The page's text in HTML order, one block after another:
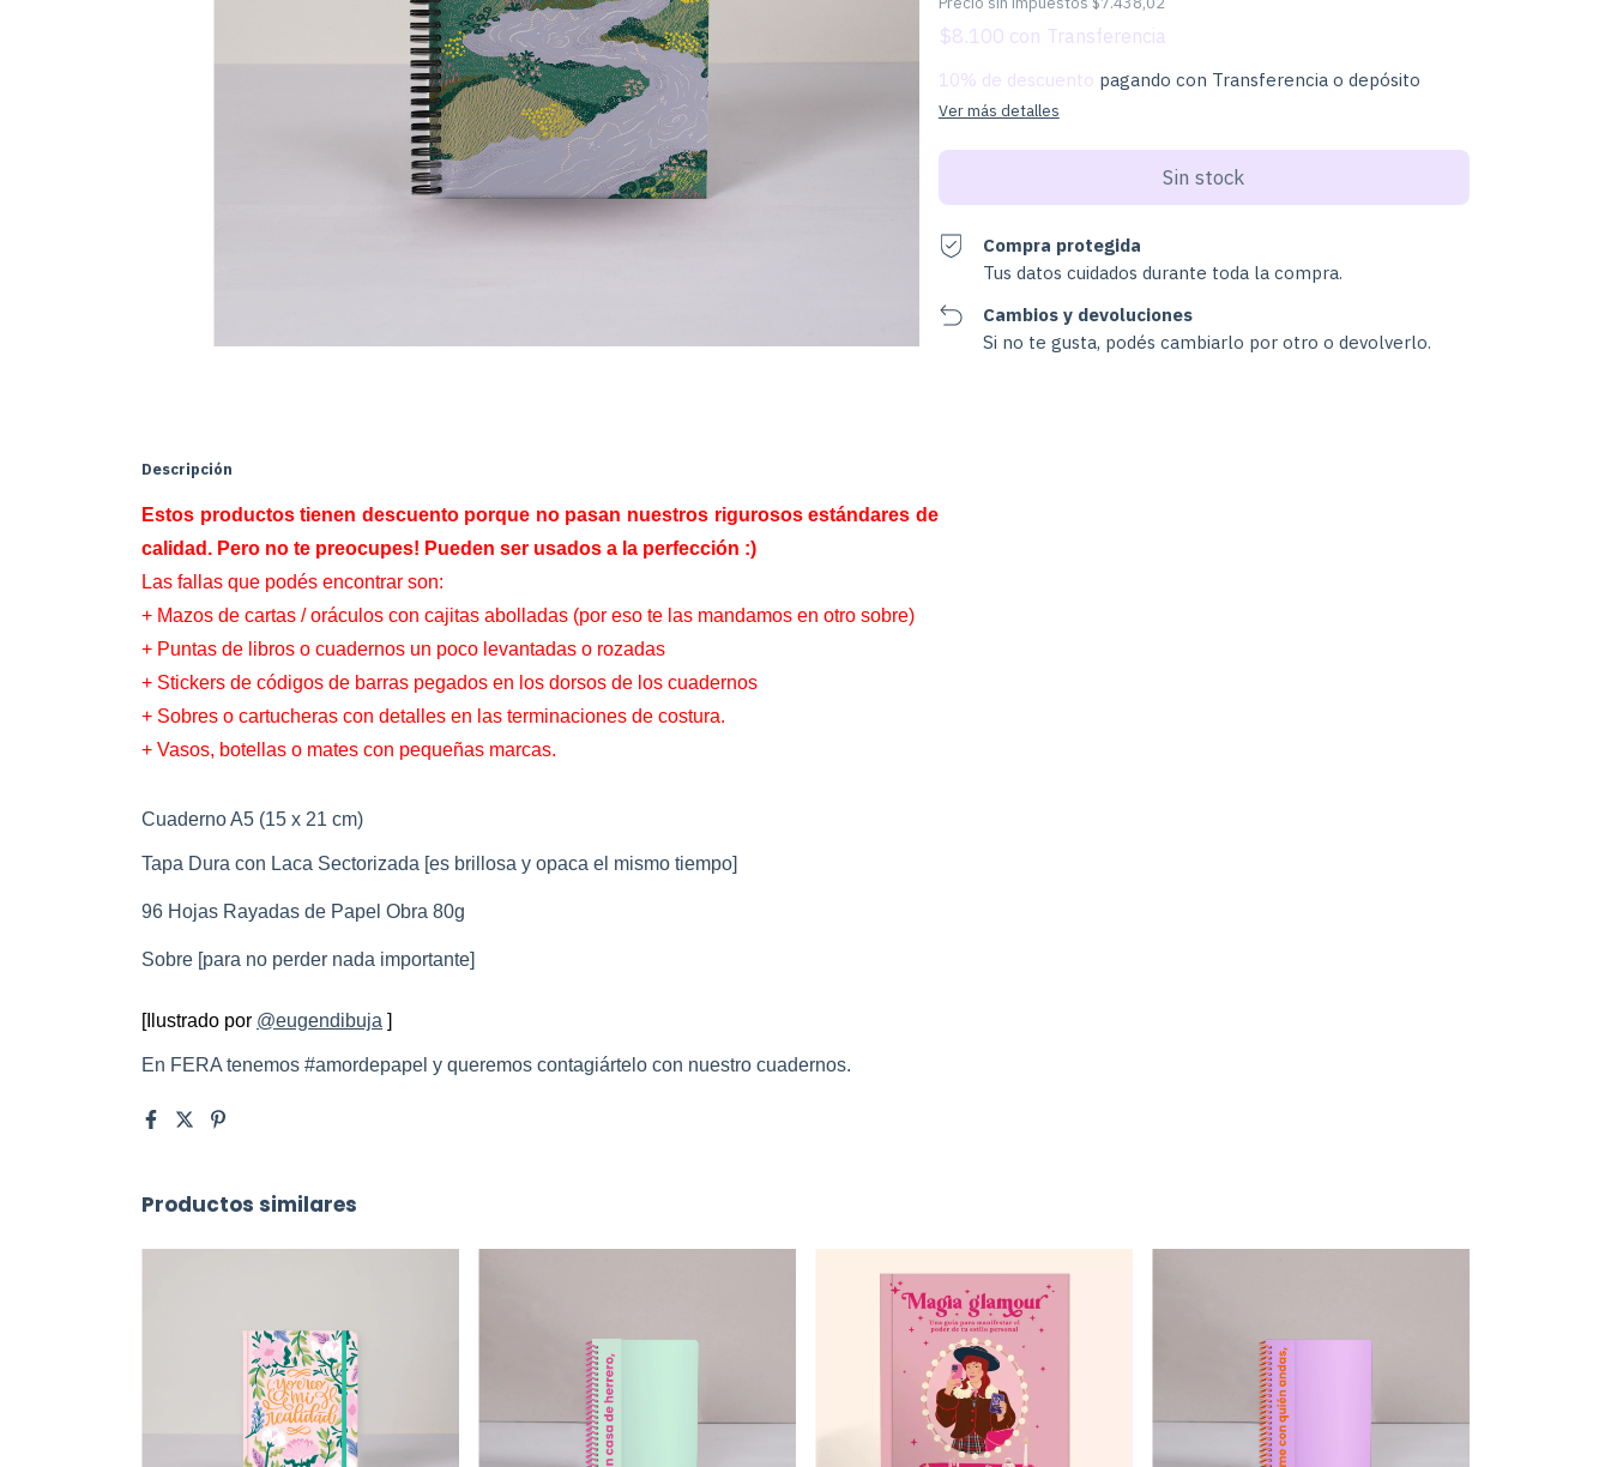
$8.100 con
10% de descuento pagando con Transferencia o depósito
Ver más detalles
Compra protegida
Tus datos cuidados durante toda la compra.
Cambios y devoluciones
Si no te gusta, podés cambiarlo por otro o devolverlo.
Descripción
Estos productos tienen descuento porque no pasan nuestros rigurosos estándares de
calidad. Pero no te preocupes! Pueden ser usados a la perfección :)
Las fallas que podés encontrar son:
+ Mazos de cartas / oráculos con cajitas abolladas (por eso te las mandamos en otro sobre)
+ Puntas de libros o cuadernos un poco levantadas o rozadas
+ Stickers de códigos de barras pegados en los dorsos de los cuadernos
+ Sobres o cartucheras con detalles en las terminaciones de costura.
+ Vasos, botellas o mates con pequeñas marcas.
Cuaderno A5 (15 x 21 cm)
Tapa Dura con Laca Sectorizada [es brillosa y opaca el mismo tiempo]
96 Hojas Rayadas de Papel Obra 80g
Sobre [para no perder nada importante]
[Ilustrado por @eugendibuja ]
En FERA tenemos #amordepapel y queremos contagiártelo con nuestro cuadernos.
Productos similares